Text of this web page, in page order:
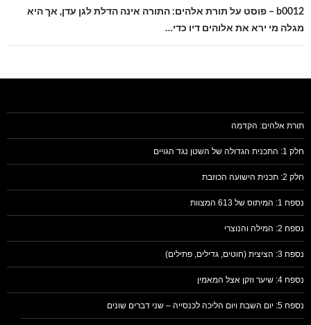
b0012 – פוסט על תורת אלהים: התורה אינה הדלת לגן עדן, אך היא
מגלה מי ירא את אלוהים דיו כדי…
תורת אלהים: הקדמה
חלק 1: התכנית הגדולה של השטן נגד הגויים
חלק 2: תכנית הישועה הכוזבת
נספח 1: המיתוס של 613 המצוות
נספח 2: המילה והנוצרי
נספח 3: הציצית (חוטים, גדילים, פתילים)
נספח 4: שיער וזקן אצל המאמין
נספח 5: יום השבת ויום הליכה לכנסייה – שני דברים שונים